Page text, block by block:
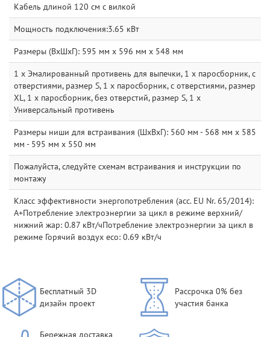
Кабель длиной 120 см с вилкой
Мощность подключения:3.65 кВт
Размеры (ВxШxГ): 595 мм x 596 мм x 548 мм
1 x Эмалированный противень для выпечки, 1 x паросборник, с
отверстиями, размер S, 1 x паросборник, с отверстиями, размер
XL, 1 x паросборник, без отверстий, размер S, 1 x
Универсальный противень
Размеры ниши для встраивания (ШхВхГ): 560 мм - 568 мм x 585
мм - 595 мм x 550 мм
Пожалуйста, следуйте схемам встраивания и инструкции по
монтажу
Класс эффективности энергопотребления (acc. EU Nr. 65/2014):
A+Потребление электроэнергии за цикл в режиме верхний/
нижний жар: 0.87 кВт/чПотребление электроэнергии за цикл в
режиме Горячий воздух eco: 0.69 кВт/ч
Бесплатный 3D
дизайн проект
Рассрочка 0% без
участия банка
Бережная доставка